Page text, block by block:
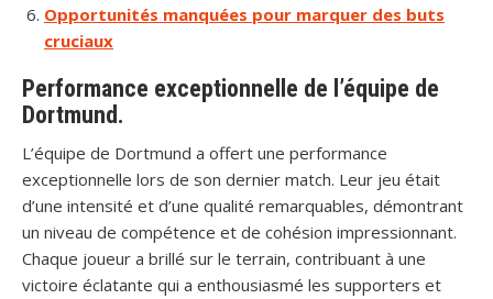
Opportunités manquées pour marquer des buts
cruciaux
Performance exceptionnelle de l’équipe de
Dortmund.
L’équipe de Dortmund a offert une performance
exceptionnelle lors de son dernier match. Leur jeu était
d’une intensité et d’une qualité remarquables, démontrant
un niveau de compétence et de cohésion impressionnant.
Chaque joueur a brillé sur le terrain, contribuant à une
victoire éclatante qui a enthousiasmé les supporters et